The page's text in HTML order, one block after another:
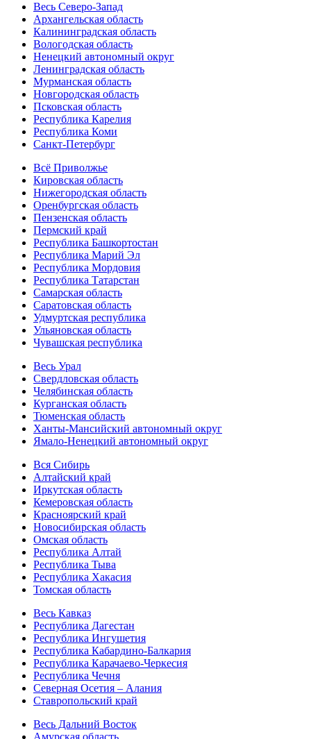
Весь Северо-Запад
Архангельская область
Калининградская область
Вологодская область
Ненецкий автономный округ
Ленинградская область
Мурманская область
Новгородская область
Псковская область
Республика Карелия
Республика Коми
Санкт-Петербург
Всё Приволжье
Кировская область
Нижегородская область
Оренбургская область
Пензенская область
Пермский край
Республика Башкортостан
Республика Марий Эл
Республика Мордовия
Республика Татарстан
Самарская область
Саратовская область
Удмуртская республика
Ульяновская область
Чувашская республика
Весь Урал
Свердловская область
Челябинская область
Курганская область
Тюменская область
Ханты-Мансийский автономный округ
Ямало-Ненецкий автономный округ
Вся Сибирь
Алтайский край
Иркутская область
Кемеровская область
Красноярский край
Новосибирская область
Омская область
Республика Алтай
Республика Тыва
Республика Хакасия
Томская область
Весь Кавказ
Республика Дагестан
Республика Ингушетия
Республика Кабардино-Балкария
Республика Карачаево-Черкесия
Республика Чечня
Северная Осетия – Алания
Ставропольский край
Весь Дальний Восток
Амурская область